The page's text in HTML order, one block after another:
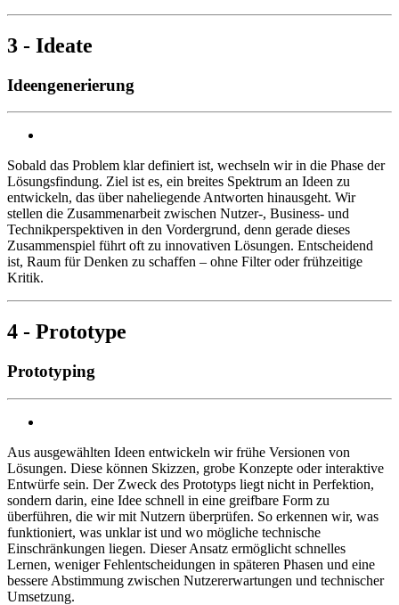
3 - Ideate
Ideengenerierung
Sobald das Problem klar definiert ist, wechseln wir in die Phase der
Lösungsfindung. Ziel ist es, ein breites Spektrum an Ideen zu
entwickeln, das über naheliegende Antworten hinausgeht. Wir
stellen die Zusammenarbeit zwischen Nutzer-, Business- und
Technikperspektiven in den Vordergrund, denn gerade dieses
Zusammenspiel führt oft zu innovativen Lösungen. Entscheidend
ist, Raum für Denken zu schaffen – ohne Filter oder frühzeitige
Kritik.
4 - Prototype
Prototyping
Aus ausgewählten Ideen entwickeln wir frühe Versionen von
Lösungen. Diese können Skizzen, grobe Konzepte oder interaktive
Entwürfe sein. Der Zweck des Prototyps liegt nicht in Perfektion,
sondern darin, eine Idee schnell in eine greifbare Form zu
überführen, die wir mit Nutzern überprüfen. So erkennen wir, was
funktioniert, was unklar ist und wo mögliche technische
Einschränkungen liegen. Dieser Ansatz ermöglicht schnelles
Lernen, weniger Fehlentscheidungen in späteren Phasen und eine
bessere Abstimmung zwischen Nutzererwartungen und technischer
Umsetzung.